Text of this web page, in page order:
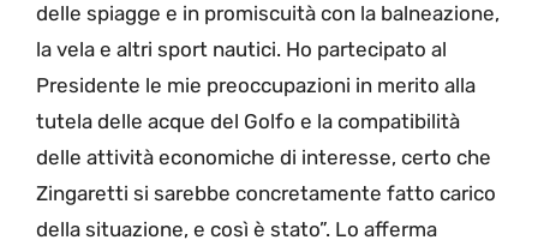
delle spiagge e in promiscuità con la balneazione,
la vela e altri sport nautici. Ho partecipato al
Presidente le mie preoccupazioni in merito alla
tutela delle acque del Golfo e la compatibilità
delle attività economiche di interesse, certo che
Zingaretti si sarebbe concretamente fatto carico
della situazione, e così è stato”. Lo afferma